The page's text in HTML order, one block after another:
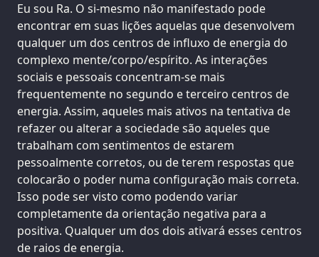
Eu sou Ra. O si-mesmo não manifestado pode
encontrar em suas lições aquelas que desenvolvem
qualquer um dos centros de influxo de energia do
complexo mente/corpo/espírito. As interações
sociais e pessoais concentram-se mais
frequentemente no segundo e terceiro centros de
energia. Assim, aqueles mais ativos na tentativa de
refazer ou alterar a sociedade são aqueles que
trabalham com sentimentos de estarem
pessoalmente corretos, ou de terem respostas que
colocarão o poder numa configuração mais correta.
Isso pode ser visto como podendo variar
completamente da orientação negativa para a
positiva. Qualquer um dos dois ativará esses centros
de raios de energia.